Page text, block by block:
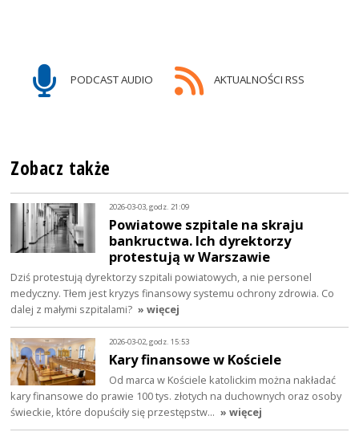
PODCAST AUDIO AKTUALNOŚCI RSS
Zobacz także
2026-03-03, godz. 21:09
Powiatowe szpitale na skraju
bankructwa. Ich dyrektorzy
protestują w Warszawie
Dziś protestują dyrektorzy szpitali powiatowych, a nie personel
medyczny. Tłem jest kryzys finansowy systemu ochrony zdrowia. Co
dalej z małymi szpitalami? » więcej
2026-03-02, godz. 15:53
Kary finansowe w Kościele
Od marca w Kościele katolickim można nakładać
kary finansowe do prawie 100 tys. złotych na duchownych oraz osoby
świeckie, które dopuściły się przestępstw… » więcej